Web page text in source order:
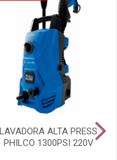
LAVADORA ALTA PRESS
PHILCO 1300PSI 220V